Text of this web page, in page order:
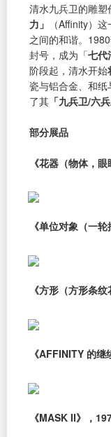
清水九兵卫的雕塑
力」
（Affinity）
之间的和谐。
封号，成为「七代
阶段起，清水开始
瓷与铝合金、和
了其 「九兵卫/六兵
部分展品
《花器（物体，
《单位对象（一
《方形（方形条
《AFFINITY 的
《MASK II》，